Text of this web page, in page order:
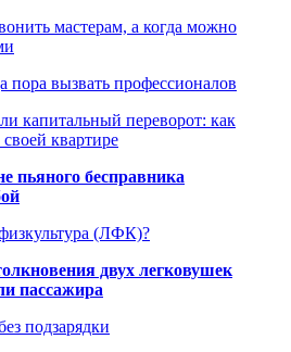
мастерам, а когда можно
пора вызвать профессионалов
капитальный переворот: как
квартире
пьяного бесправника
(ЛФК)?
двух легковушек
пассажира
подзарядки